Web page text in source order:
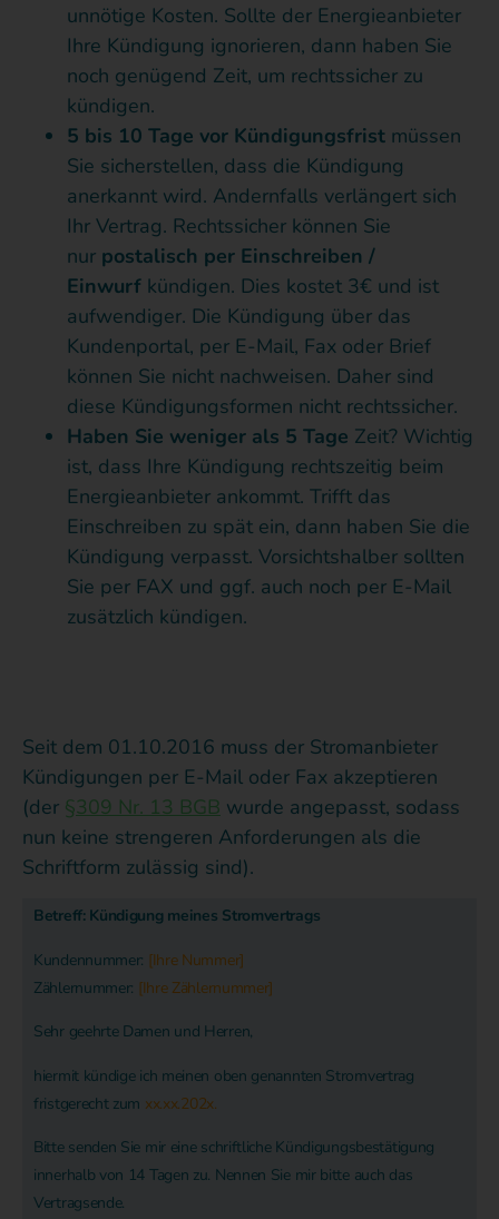
unnötige Kosten. Sollte der Energieanbieter
Ihre Kündigung ignorieren, dann haben Sie
noch genügend Zeit, um rechtssicher zu
kündigen.
5 bis 10 Tage vor Kündigungsfrist müssen
Sie sicherstellen, dass die Kündigung
anerkannt wird. Andernfalls verlängert sich
Ihr Vertrag. Rechtssicher können Sie
nur postalisch per Einschreiben /
Einwurf kündigen. Dies kostet 3€ und ist
aufwendiger. Die Kündigung über das
Kundenportal, per E-Mail, Fax oder Brief
können Sie nicht nachweisen. Daher sind
diese Kündigungsformen nicht rechtssicher.
Haben Sie weniger als 5 Tage Zeit? Wichtig
ist, dass Ihre Kündigung rechtszeitig beim
Energieanbieter ankommt. Trifft das
Einschreiben zu spät ein, dann haben Sie die
Kündigung verpasst. Vorsichtshalber sollten
Sie per FAX und ggf. auch noch per E-Mail
zusätzlich kündigen.
Seit dem 01.10.2016 muss der Stromanbieter
Kündigungen per E-Mail oder Fax akzeptieren
(der §309 Nr. 13 BGB wurde angepasst, sodass
nun keine strengeren Anforderungen als die
Schriftform zulässig sind).
Betreff: Kündigung meines Stromvertrags
Kundennummer: [Ihre Nummer]
Zählernummer: [Ihre Zählernummer]
Sehr geehrte Damen und Herren,
hiermit kündige ich meinen oben genannten Stromvertrag
fristgerecht zum xx.xx.202x.
Bitte senden Sie mir eine schriftliche Kündigungsbestätigung
innerhalb von 14 Tagen zu. Nennen Sie mir bitte auch das
Vertragsende.